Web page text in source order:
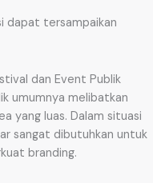
dapat tersampaikan
dan Event Publik
umumnya melibatkan
yang luas. Dalam situasi
sangat dibutuhkan untuk
branding.